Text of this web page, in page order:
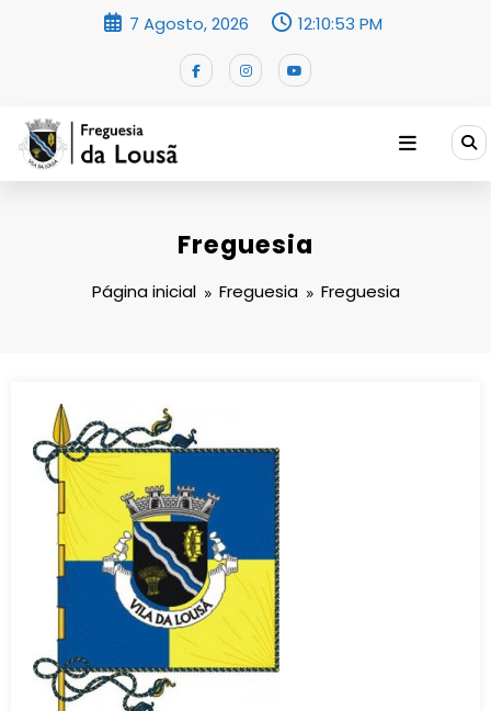
7 Agosto, 2026 12:10:53 PM
Freguesia
Página inicial Freguesia Freguesia